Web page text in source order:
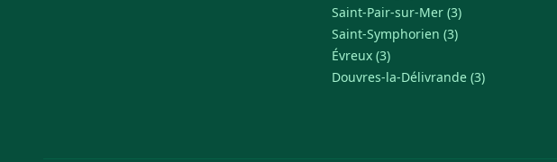
Saint-Pair-sur-Mer (3)
Saint-Symphorien (3)
Évreux (3)
Douvres-la-Délivrande (3)